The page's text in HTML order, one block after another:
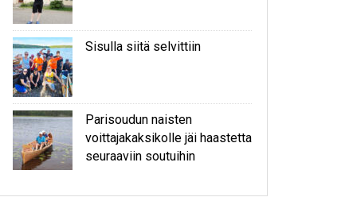
Sisulla siitä selvittiin
Parisoudun naisten
voittajakaksikolle jäi haastetta
seuraaviin soutuihin